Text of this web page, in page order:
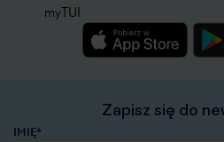
myTUI
Zapisz się do
IMIĘ*